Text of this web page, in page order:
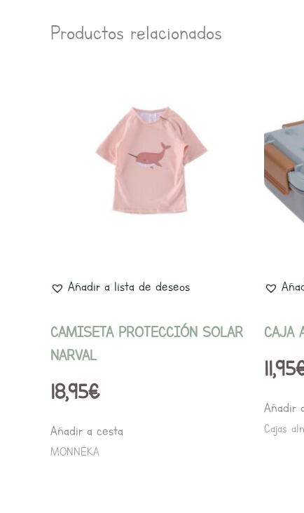
Productos relacionados
Añadir a lista de deseos
CAMISETA PROTECCIÓN SOLAR
NARVAL
18,95€
Añadir a cesta
tiene
múltiples
variantes.
opciones
elegir
la
MONNËKA
CAJA
11,95
Añadir
Cajas